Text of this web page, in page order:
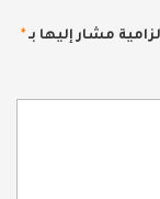
مشار إليها بـ*